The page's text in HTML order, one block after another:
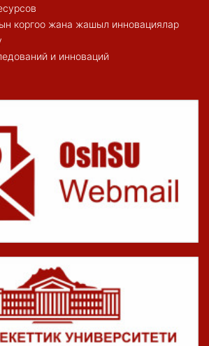
коргоо жана жашыл инновациялар
и инноваций